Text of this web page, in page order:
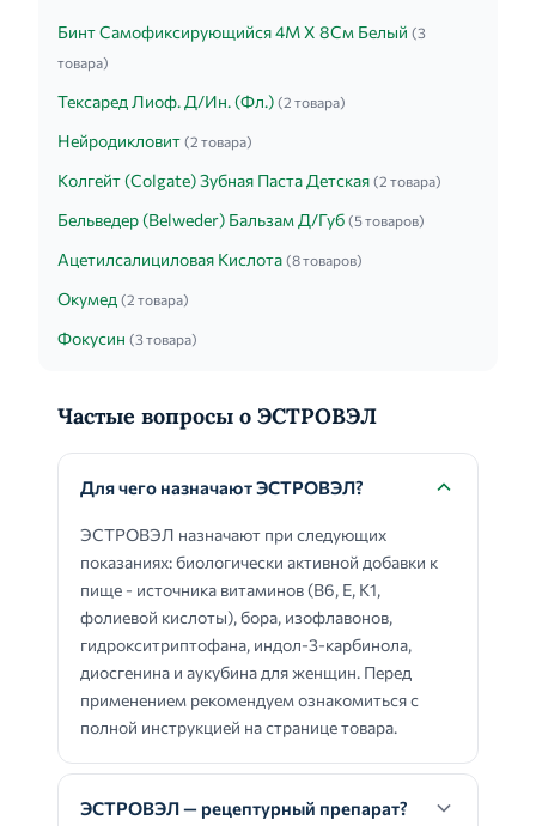
Бинт Самофиксирующийся 4М Х 8См Белый (3
товара)
Тексаред Лиоф. Д/Ин. (Фл.) (2 товара)
Нейродикловит (2 товара)
Колгейт (Colgate) Зубная Паста Детская (2 товара)
Бельведер (Belweder) Бальзам Д/Губ (5 товаров)
Ацетилсалициловая Кислота (8 товаров)
Окумед (2 товара)
Фокусин (3 товара)
Частые вопросы о ЭСТРОВЭЛ
Для чего назначают ЭСТРОВЭЛ?
ЭСТРОВЭЛ назначают при следующих
показаниях: биологически активной добавки к
пище - источника витаминов (В6, Е, К1,
фолиевой кислоты), бора, изофлавонов,
гидрокситриптофана, индол-3-карбинола,
диосгенина и аукубина для женщин. Перед
применением рекомендуем ознакомиться с
полной инструкцией на странице товара.
ЭСТРОВЭЛ — рецептурный препарат?